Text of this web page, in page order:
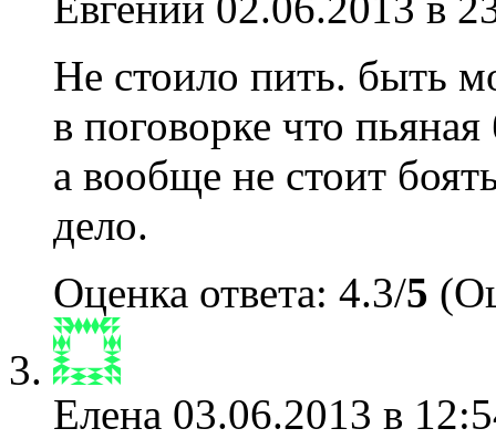
Не стоило пить. быть
в поговорке что
а вообще не стоит
дело.
Оценка ответа: 4.3/5
Елена 03.06.2013 в